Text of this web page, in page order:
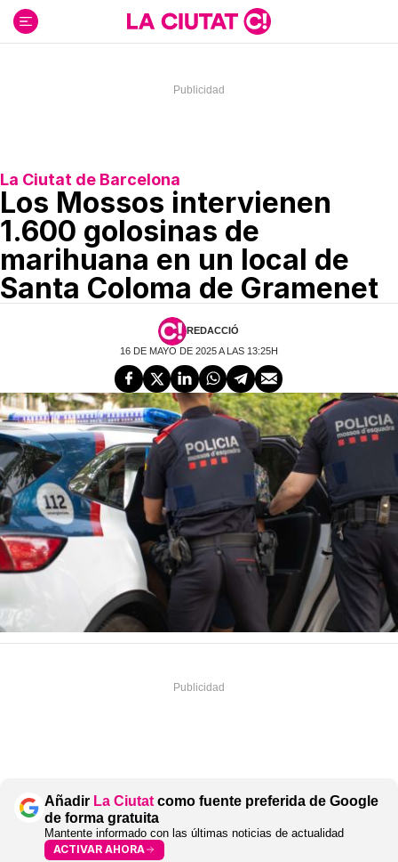
contenido
La Ciutat de Barcelona
Los Mossos intervienen
1.600 golosinas de
marihuana en un local de
Santa Coloma de Gramenet
REDACCIÓ
16 DE MAYO DE 2025 A LAS 13:25H
Añadir La Ciutat como fuente preferida de Google
de forma gratuita
Mantente informado con las últimas noticias de actualidad
ACTIVAR AHORA